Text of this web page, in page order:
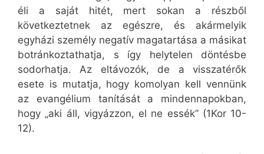
éli a saját hitét, mert sokan a részből
következtetnek az egészre, és akármelyik
egyházi személy negatív magatartása a másikat
botránkoztathatja, s így helytelen döntésbe
sodorhatja. Az eltávozók, de a visszatérők
esete is mutatja, hogy komolyan kell vennünk
az evangélium tanítását a mindennapokban,
hogy „aki áll, vigyázzon, el ne essék” (1Kor 10-
12).